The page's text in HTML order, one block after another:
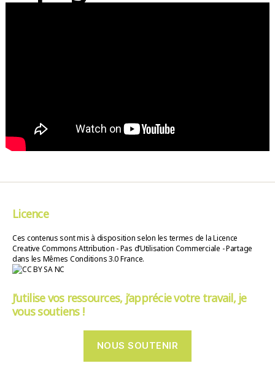
Licence
Ces contenus sont mis à disposition selon les termes de la Licence
Creative Commons Attribution - Pas d’Utilisation Commerciale - Partage
dans les Mêmes Conditions 3.0 France.
J’utilise vos ressources, j’apprécie votre travail, je
vous soutiens !
NOUS SOUTENIR